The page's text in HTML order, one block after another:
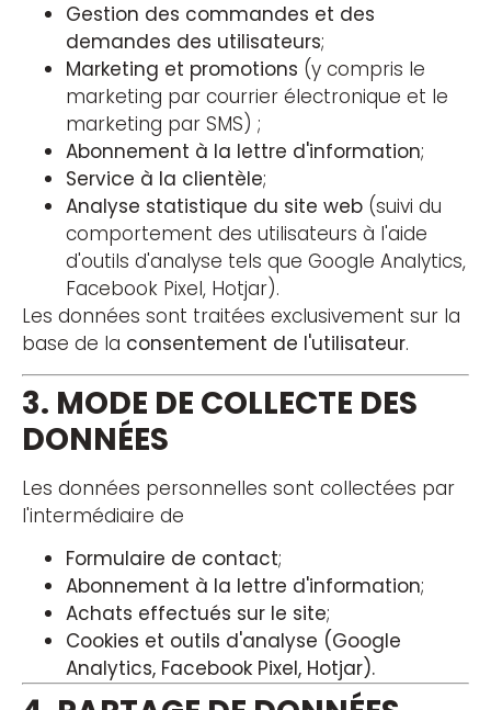
Gestion des commandes et des
demandes des utilisateurs;
Marketing et promotions (y compris le
marketing par courrier électronique et le
marketing par SMS) ;
Abonnement à la lettre d'information;
Service à la clientèle;
Analyse statistique du site web (suivi du
comportement des utilisateurs à l'aide
d'outils d'analyse tels que Google Analytics,
Facebook Pixel, Hotjar).
Les données sont traitées exclusivement sur la
base de la consentement de l'utilisateur.
3. MODE DE COLLECTE DES
DONNÉES
Les données personnelles sont collectées par
l'intermédiaire de
Formulaire de contact;
Abonnement à la lettre d'information;
Achats effectués sur le site;
Cookies et outils d'analyse (Google
Analytics, Facebook Pixel, Hotjar).